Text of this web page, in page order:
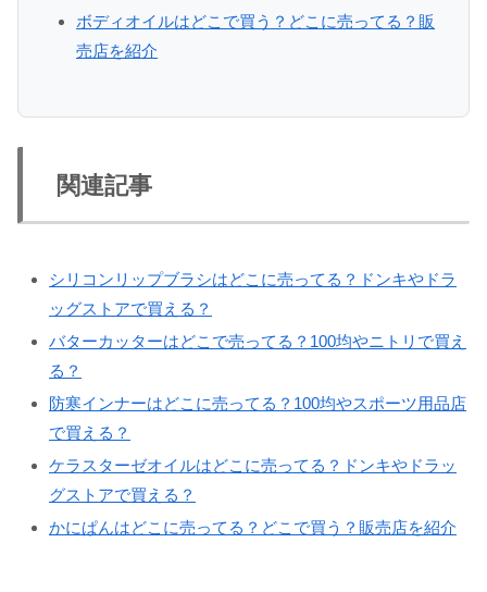
ボディオイルはどこで買う？どこに売ってる？販
売店を紹介
関連記事
シリコンリップブラシはどこに売ってる？ドンキやドラ
ッグストアで買える？
バターカッターはどこで売ってる？100均やニトリで買え
る？
防寒インナーはどこに売ってる？100均やスポーツ用品店
で買える？
ケラスターゼオイルはどこに売ってる？ドンキやドラッ
グストアで買える？
かにぱんはどこに売ってる？どこで買う？販売店を紹介